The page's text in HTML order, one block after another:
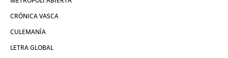
CRÓNICA VASCA
CULEMANÍA
LETRA GLOBAL